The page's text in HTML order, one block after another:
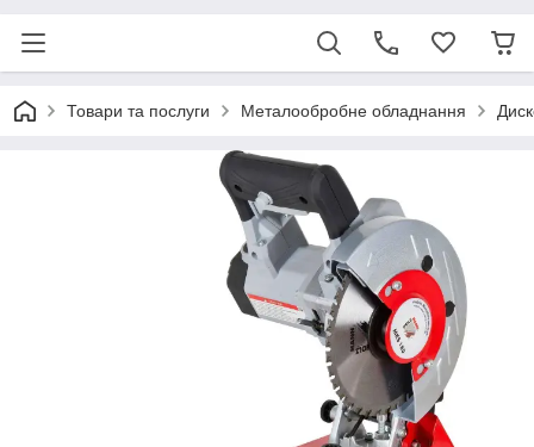
Товари та послуги Металообробне обладнання